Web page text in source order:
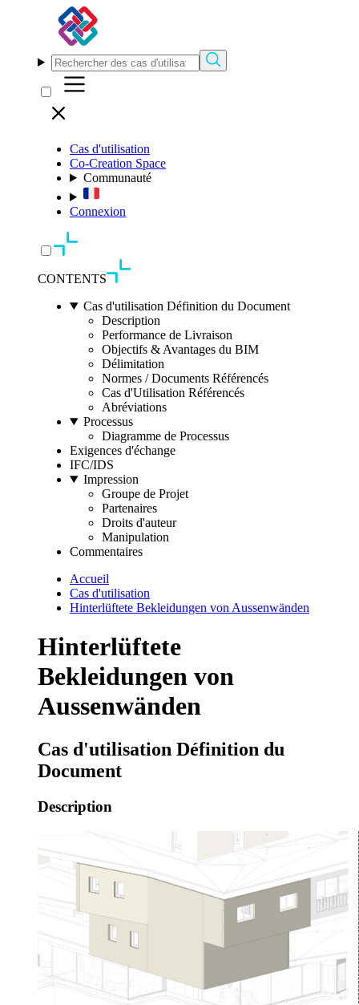
Cas d'utilisation
Co-Creation Space
Communauté
Connexion
CONTENTS
Cas d'utilisation Définition du Document
Description
Performance de Livraison
Objectifs & Avantages du BIM
Délimitation
Normes / Documents Référencés
Cas d'Utilisation Référencés
Abréviations
Processus
Diagramme de Processus
Exigences d'échange
IFC/IDS
Impression
Groupe de Projet
Partenaires
Droits d'auteur
Manipulation
Commentaires
Accueil
Cas d'utilisation
Hinterlüftete Bekleidungen von Aussenwänden
Hinterlüftete
Bekleidungen von
Aussenwänden
Cas d'utilisation Définition du
Document
Description